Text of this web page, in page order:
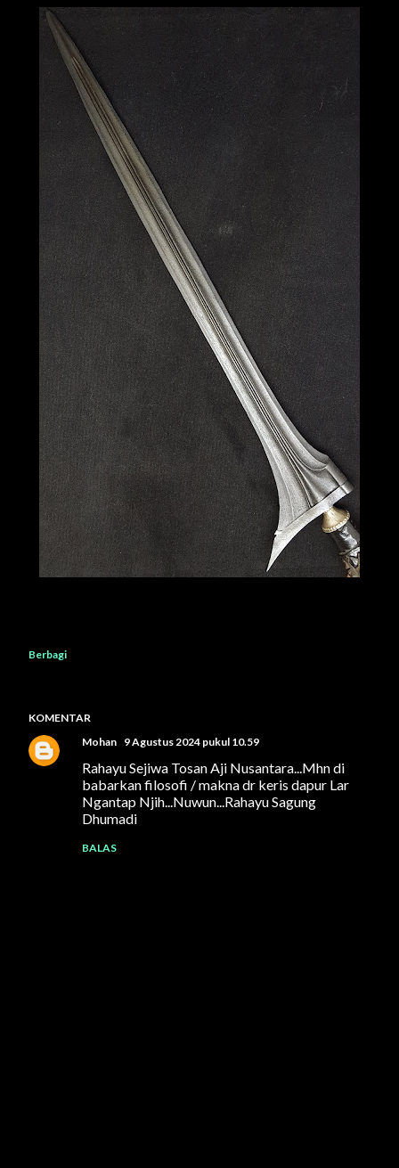
Berbagi
KOMENTAR
Mohan 9 Agustus 2024 pukul 10.59
Rahayu Sejiwa Tosan Aji Nusantara...Mhn di
babarkan filosofi / makna dr keris dapur Lar
Ngantap Njih...Nuwun...Rahayu Sagung
Dhumadi
BALAS